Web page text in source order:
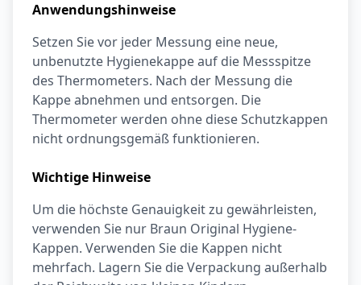
Anwendungshinweise
Setzen Sie vor jeder Messung eine neue,
unbenutzte Hygienekappe auf die Messspitze
des Thermometers. Nach der Messung die
Kappe abnehmen und entsorgen. Die
Thermometer werden ohne diese Schutzkappen
nicht ordnungsgemäß funktionieren.
Wichtige Hinweise
Um die höchste Genauigkeit zu gewährleisten,
verwenden Sie nur Braun Original Hygiene-
Kappen. Verwenden Sie die Kappen nicht
mehrfach. Lagern Sie die Verpackung außerhalb